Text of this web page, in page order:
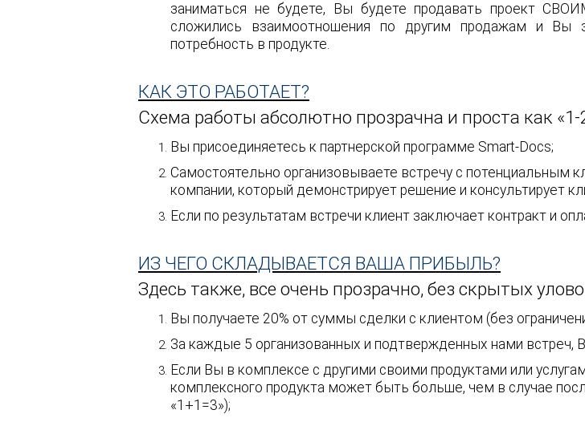
заниматься не будете, Вы будете продавать проект
сложились взаимоотношения по другим продажам и Вы
потребность в продукте.
КАК ЭТО РАБОТАЕТ?
Схема работы абсолютно прозрачна и проста как «1-
Вы присоединяетесь к партнерской программе Smart-Docs;
Самостоятельно организовываете встречу с потенциальным
компании, который демонстрирует решение и консультирует
Если по результатам встречи клиент заключает контракт и
ИЗ ЧЕГО СКЛАДЫВАЕТСЯ ВАША ПРИБЫЛЬ?
Здесь также, все очень прозрачно, без скрытых
Вы получаете 20% от суммы сделки с клиентом (без
За каждые 5 организованных и подтвержденных нами встреч,
Если Вы в комплексе с другими своими продуктами или
комплексного продукта может быть больше, чем в случае
«1+1=3»);